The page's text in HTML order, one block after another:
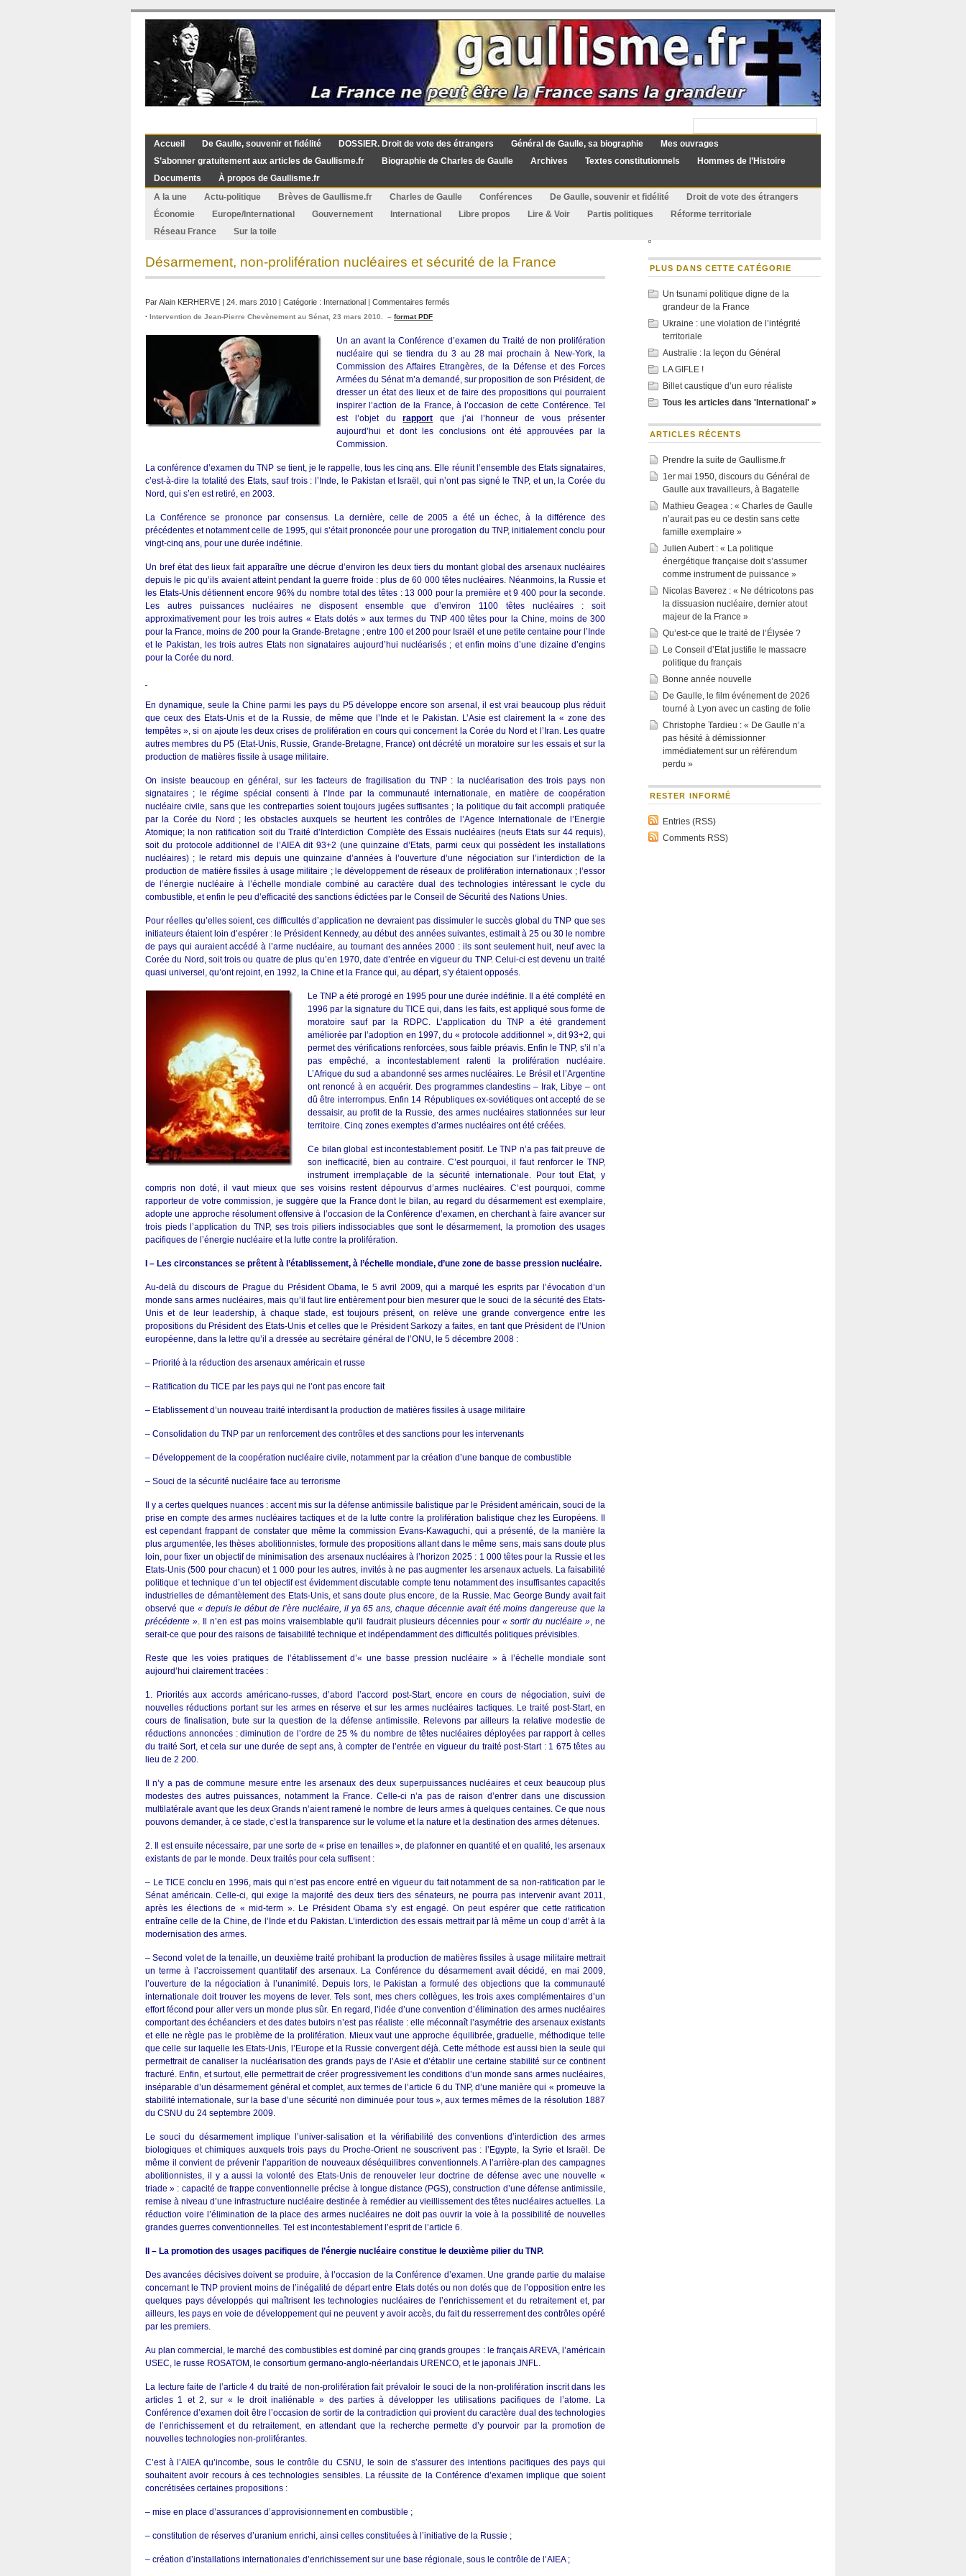
Accueil De Gaulle, souvenir et fidélité DOSSIER. Droit de vote des étrangers Général de Gaulle, sa biographie
Mes ouvrages
S’abonner gratuitement aux articles de Gaullisme.fr
Biographie de Charles de Gaulle Archives Textes constitutionnels
Hommes de l’Histoire
Documents
À propos de Gaullisme.fr
A la une
Actu-politique Brèves de Gaullisme.fr Charles de Gaulle Conférences De Gaulle, souvenir et fidélité
Droit de vote des étrangers
Économie
Europe/International Gouvernement International Libre propos Lire & Voir Partis politiques
Réforme territoriale
Réseau France
Sur la toile
Désarmement, non-prolifération nucléaires et sécurité de la France
ParAlain KERHERVE | 24. mars 2010 | Catégorie : International | Commentaires fermés
prolifération
nucléaires
et
sécurité
de
la
France
· Intervention de Jean-Pierre Chevènement au Sénat, 23 mars 2010. – format PDF
Un an avant la Conférence d’examen du Traité de non prolifération
nucléaire qui se tiendra du 3 au 28 mai prochain à New-York, la
Commission des Affaires Etrangères, de la Défense et des Forces
Armées du Sénat m’a demandé, sur proposition de son Président, de
dresser un état des lieux et de faire des propositions qui pourraient
inspirer l’action de la France, à l’occasion de cette Conférence. Tel
est l’objet durapport que j’ai l’honneur de vous présenter
aujourd’hui et dont les conclusions ont été approuvées par la
Commission.
La conférence d’examen du TNP se tient, je le rappelle, tous les cinq ans. Elle réunit l’ensemble des Etats signataires,
c’est-à-dire la totalité des Etats, sauf trois : l’Inde, le Pakistan et Israël, qui n’ont pas signé le TNP, et un, la Corée du
Nord, qui s’en est retiré, en 2003.
La Conférence se prononce par consensus. La dernière, celle de 2005 a été un échec, à la différence des
précédentes et notamment celle de 1995, qui s’était prononcée pour une prorogation du TNP, initialement conclu pour
vingt-cinq ans, pour une durée indéfinie.
Un bref état des lieux fait apparaître une décrue d’environ les deux tiers du montant global des arsenaux nucléaires
depuis le pic qu’ils avaient atteint pendant la guerre froide : plus de 60 000 têtes nucléaires. Néanmoins, la Russie et
les Etats-Unis détiennent encore 96% du nombre total des têtes : 13 000 pour la première et 9 400 pour la seconde.
Les autres puissances nucléaires ne disposent ensemble que d’environ 1100 têtes nucléaires : soit
approximativement pour les trois autres « Etats dotés » aux termes du TNP 400 têtes pour la Chine, moins de 300
pour la France, moins de 200 pour la Grande-Bretagne ; entre 100 et 200 pour Israël et une petite centaine pour l’Inde
et le Pakistan, les trois autres Etats non signataires aujourd’hui nucléarisés ; et enfin moins d’une dizaine d’engins
pour la Corée du nord.
En dynamique, seule la Chine parmi les pays du P5 développe encore son arsenal, il est vrai beaucoup plus réduit
que ceux des Etats-Unis et de la Russie, de même que l’Inde et le Pakistan. L’Asie est clairement la « zone des
tempêtes », si on ajoute les deux crises de prolifération en cours qui concernent la Corée du Nord et l’Iran. Les quatre
autres membres du P5 (Etat-Unis, Russie, Grande-Bretagne, France) ont décrété un moratoire sur les essais et sur la
production de matières fissile à usage militaire.
On insiste beaucoup en général, sur les facteurs de fragilisation du TNP : la nucléarisation des trois pays non
signataires ; le régime spécial consenti à l’Inde par la communauté internationale, en matière de coopération
nucléaire civile, sans que les contreparties soient toujours jugées suffisantes ; la politique du fait accompli pratiquée
par la Corée du Nord ; les obstacles auxquels se heurtent les contrôles de l’Agence Internationale de l’Energie
Atomique; la non ratification soit du Traité d’Interdiction Complète des Essais nucléaires (neufs Etats sur 44 requis),
soit du protocole additionnel de l’AIEA dit 93+2 (une quinzaine d’Etats, parmi ceux qui possèdent les installations
nucléaires) ; le retard mis depuis une quinzaine d’années à l’ouverture d’une négociation sur l’interdiction de la
production de matière fissiles à usage militaire ; le développement de réseaux de prolifération internationaux ; l’essor
de l’énergie nucléaire à l’échelle mondiale combiné au caractère dual des technologies intéressant le cycle du
combustible, et enfin le peu d’efficacité des sanctions édictées par le Conseil de Sécurité des Nations Unies.
Pour réelles qu’elles soient, ces difficultés d’application ne devraient pas dissimuler le succès global du TNP que ses
initiateurs étaient loin d’espérer : le Président Kennedy, au début des années suivantes, estimait à 25 ou 30 le nombre
de pays qui auraient accédé à l’arme nucléaire, au tournant des années 2000 : ils sont seulement huit, neuf avec la
Corée du Nord, soit trois ou quatre de plus qu’en 1970, date d’entrée en vigueur du TNP. Celui-ci est devenu un traité
quasi universel, qu’ont rejoint, en 1992, la Chine et la France qui, au départ, s’y étaient opposés.
Le TNP a été prorogé en 1995 pour une durée indéfinie. Il a été complété en
1996 par la signature du TICE qui, dans les faits, est appliqué sous forme de
moratoire sauf par la RDPC. L’application du TNP a été grandement
améliorée par l’adoption en 1997, du « protocole additionnel », dit 93+2, qui
permet des vérifications renforcées, sous faible préavis. Enfin le TNP, s’il n’a
pas empêché, a incontestablement ralenti la prolifération nucléaire.
L’Afrique du sud a abandonné ses armes nucléaires. Le Brésil et l’Argentine
ont renoncé à en acquérir. Des programmes clandestins – Irak, Libye – ont
dû être interrompus. Enfin 14 Républiques ex-soviétiques ont accepté de se
dessaisir, au profit de la Russie, des armes nucléaires stationnées sur leur
territoire. Cinq zones exemptes d’armes nucléaires ont été créées.
Ce bilan global est incontestablement positif. Le TNP n’a pas fait preuve de
son inefficacité, bien au contraire. C’est pourquoi, il faut renforcer le TNP,
instrument irremplaçable de la sécurité internationale. Pour tout Etat, y
compris non doté, il vaut mieux que ses voisins restent dépourvus d’armes nucléaires. C’est pourquoi, comme
rapporteur de votre commission, je suggère que la France dont le bilan, au regard du désarmement est exemplaire,
adopte une approche résolument offensive à l’occasion de la Conférence d’examen, en cherchant à faire avancer sur
trois pieds l’application du TNP, ses trois piliers indissociables que sont le désarmement, la promotion des usages
pacifiques de l’énergie nucléaire et la lutte contre la prolifération.
I – Les circonstances se prêtent à l’établissement, à l’échelle mondiale, d’une zone de basse pression nucléaire.
Au-delà du discours de Prague du Président Obama, le 5 avril 2009, qui a marqué les esprits par l’évocation d’un
monde sans armes nucléaires, mais qu’il faut lire entièrement pour bien mesurer que le souci de la sécurité des Etats-
Unis et de leur leadership, à chaque stade, est toujours présent, on relève une grande convergence entre les
propositions du Président des Etats-Unis et celles que le Président Sarkozy a faites, en tant que Président de l’Union
européenne, dans la lettre qu’il a dressée au secrétaire général de l’ONU, le 5 décembre 2008 :
– Priorité à la réduction des arsenaux américain et russe
– Ratification du TICE par les pays qui ne l’ont pas encore fait
– Etablissement d’un nouveau traité interdisant la production de matières fissiles à usage militaire
– Consolidation du TNP par un renforcement des contrôles et des sanctions pour les intervenants
– Développement de la coopération nucléaire civile, notamment par la création d’une banque de combustible
– Souci de la sécurité nucléaire face au terrorisme
Il y a certes quelques nuances : accent mis sur la défense antimissile balistique par le Président américain, souci de la
prise en compte des armes nucléaires tactiques et de la lutte contre la prolifération balistique chez les Européens. Il
est cependant frappant de constater que même la commission Evans-Kawaguchi, qui a présenté, de la manière la
plus argumentée, les thèses abolitionnistes, formule des propositions allant dans le même sens, mais sans doute plus
loin, pour fixer un objectif de minimisation des arsenaux nucléaires à l’horizon 2025 : 1 000 têtes pour la Russie et les
Etats-Unis (500 pour chacun) et 1 000 pour les autres, invités à ne pas augmenter les arsenaux actuels. La faisabilité
politique et technique d’un tel objectif est évidemment discutable compte tenu notamment des insuffisantes capacités
industrielles de démantèlement des Etats-Unis, et sans doute plus encore, de la Russie. Mac George Bundy avait fait
observé que « depuis le début de l’ère nucléaire, il ya 65 ans, chaque décennie avait été moins dangereuse que la
précédente ». Il n’en est pas moins vraisemblable qu’il faudrait plusieurs décennies pour « sortir du nucléaire », ne
serait-ce que pour des raisons de faisabilité technique et indépendamment des difficultés politiques prévisibles.
Reste que les voies pratiques de l’établissement d’« une basse pression nucléaire » à l’échelle mondiale sont
aujourd’hui clairement tracées :
1. Priorités aux accords américano-russes, d’abord l’accord post-Start, encore en cours de négociation, suivi de
nouvelles réductions portant sur les armes en réserve et sur les armes nucléaires tactiques. Le traité post-Start, en
cours de finalisation, bute sur la question de la défense antimissile. Relevons par ailleurs la relative modestie de
réductions annoncées : diminution de l’ordre de 25 % du nombre de têtes nucléaires déployées par rapport à celles
du traité Sort, et cela sur une durée de sept ans, à compter de l’entrée en vigueur du traité post-Start : 1 675 têtes au
lieu de 2 200.
Il n’y a pas de commune mesure entre les arsenaux des deux superpuissances nucléaires et ceux beaucoup plus
modestes des autres puissances, notamment la France. Celle-ci n’a pas de raison d’entrer dans une discussion
multilatérale avant que les deux Grands n’aient ramené le nombre de leurs armes à quelques centaines. Ce que nous
pouvons demander, à ce stade, c’est la transparence sur le volume et la nature et la destination des armes détenues.
2. Il est ensuite nécessaire, par une sorte de « prise en tenailles », de plafonner en quantité et en qualité, les arsenaux
existants de par le monde. Deux traités pour cela suffisent :
– Le TICE conclu en 1996, mais qui n’est pas encore entré en vigueur du fait notamment de sa non-ratification par le
Sénat américain. Celle-ci, qui exige la majorité des deux tiers des sénateurs, ne pourra pas intervenir avant 2011,
après les élections de « mid-term ». Le Président Obama s’y est engagé. On peut espérer que cette ratification
entraîne celle de la Chine, de l’Inde et du Pakistan. L’interdiction des essais mettrait par là même un coup d’arrêt à la
modernisation des armes.
– Second volet de la tenaille, un deuxième traité prohibant la production de matières fissiles à usage militaire mettrait
un terme à l’accroissement quantitatif des arsenaux. La Conférence du désarmement avait décidé, en mai 2009,
l’ouverture de la négociation à l’unanimité. Depuis lors, le Pakistan a formulé des objections que la communauté
internationale doit trouver les moyens de lever. Tels sont, mes chers collègues, les trois axes complémentaires d’un
effort fécond pour aller vers un monde plus sûr. En regard, l’idée d’une convention d’élimination des armes nucléaires
comportant des échéanciers et des dates butoirs n’est pas réaliste : elle méconnaît l’asymétrie des arsenaux existants
et elle ne règle pas le problème de la prolifération. Mieux vaut une approche équilibrée, graduelle, méthodique telle
que celle sur laquelle les Etats-Unis, l’Europe et la Russie convergent déjà. Cette méthode est aussi bien la seule qui
permettrait de canaliser la nucléarisation des grands pays de l’Asie et d’établir une certaine stabilité sur ce continent
fracturé. Enfin, et surtout, elle permettrait de créer progressivement les conditions d’un monde sans armes nucléaires,
inséparable d’un désarmement général et complet, aux termes de l’article 6 du TNP, d’une manière qui « promeuve la
stabilité internationale, sur la base d’une sécurité non diminuée pour tous », aux termes mêmes de la résolution 1887
du CSNU du 24 septembre 2009.
Le souci du désarmement implique l’univer-salisation et la vérifiabilité des conventions d’interdiction des armes
biologiques et chimiques auxquels trois pays du Proche-Orient ne souscrivent pas : l’Egypte, la Syrie et Israël. De
même il convient de prévenir l’apparition de nouveaux déséquilibres conventionnels. A l’arrière-plan des campagnes
abolitionnistes, il y a aussi la volonté des Etats-Unis de renouveler leur doctrine de défense avec une nouvelle «
triade » : capacité de frappe conventionnelle précise à longue distance (PGS), construction d’une défense antimissile,
remise à niveau d’une infrastructure nucléaire destinée à remédier au vieillissement des têtes nucléaires actuelles. La
réduction voire l’élimination de la place des armes nucléaires ne doit pas ouvrir la voie à la possibilité de nouvelles
grandes guerres conventionnelles. Tel est incontestablement l’esprit de l’article 6.
II – La promotion des usages pacifiques de l’énergie nucléaire constitue le deuxième pilier du TNP.
Des avancées décisives doivent se produire, à l’occasion de la Conférence d’examen. Une grande partie du malaise
concernant le TNP provient moins de l’inégalité de départ entre Etats dotés ou non dotés que de l’opposition entre les
quelques pays développés qui maîtrisent les technologies nucléaires de l’enrichissement et du retraitement et, par
ailleurs, les pays en voie de développement qui ne peuvent y avoir accès, du fait du resserrement des contrôles opéré
par les premiers.
Au plan commercial, le marché des combustibles est dominé par cinq grands groupes : le français AREVA, l’américain
USEC, le russe ROSATOM, le consortium germano-anglo-néerlandais URENCO, et le japonais JNFL.
La lecture faite de l’article 4 du traité de non-prolifération fait prévaloir le souci de la non-prolifération inscrit dans les
articles 1 et 2, sur « le droit inaliénable » des parties à développer les utilisations pacifiques de l’atome. La
Conférence d’examen doit être l’occasion de sortir de la contradiction qui provient du caractère dual des technologies
de l’enrichissement et du retraitement, en attendant que la recherche permette d’y pourvoir par la promotion de
nouvelles technologies non-proliférantes.
C’est à l’AIEA qu’incombe, sous le contrôle du CSNU, le soin de s’assurer des intentions pacifiques des pays qui
souhaitent avoir recours à ces technologies sensibles. La réussite de la Conférence d’examen implique que soient
concrétisées certaines propositions :
– mise en place d’assurances d’approvisionnement en combustible ;
– constitution de réserves d’uranium enrichi, ainsi celles constituées à l’initiative de la Russie ;
– création d’installations internationales d’enrichissement sur une base régionale, sous le contrôle de l’AIEA ;
PLUS DANS CETTE CATÉGORIE
Un tsunami politique digne de la
grandeur de la France
Ukraine : une violation de l’intégrité
territoriale
Australie : la leçon du Général
LA GIFLE !
Billet caustique d’un euro réaliste
Tous les articles dans 'International' »
ARTICLES RÉCENTS
Prendre la suite de Gaullisme.fr
1er mai 1950, discours du Général de
Gaulle aux travailleurs, à Bagatelle
Mathieu Geagea : « Charles de Gaulle
n’aurait pas eu ce destin sans cette
famille exemplaire »
Julien Aubert : « La politique
énergétique française doit s’assumer
comme instrument de puissance »
Nicolas Baverez : « Ne détricotons pas
la dissuasion nucléaire, dernier atout
majeur de la France »
Qu’est-ce que le traité de l’Élysée ?
Le Conseil d’Etat justifie le massacre
politique du français
Bonne année nouvelle
De Gaulle, le film événement de 2026
tourné à Lyon avec un casting de folie
Christophe Tardieu : « De Gaulle n’a
pas hésité à démissionner
immédiatement sur un référendum
perdu »
RESTER INFORMÉ
Entries (RSS)
Comments RSS)